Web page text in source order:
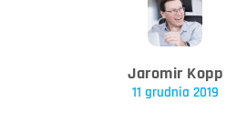
Jaromir Kopp
11 grudnia 2019